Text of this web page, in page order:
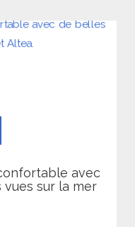
avec
sur la mer